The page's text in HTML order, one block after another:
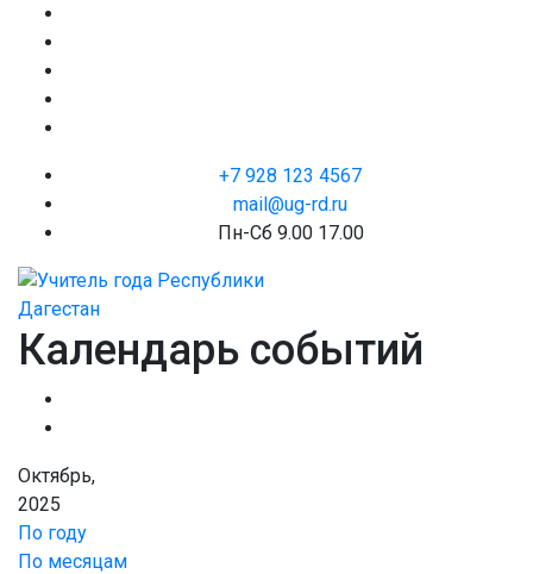
+7 928 123 4567
mail@ug-rd.ru
Пн-Сб 9.00 17.00
Календарь событий
Октябрь,
2025
По году
По месяцам